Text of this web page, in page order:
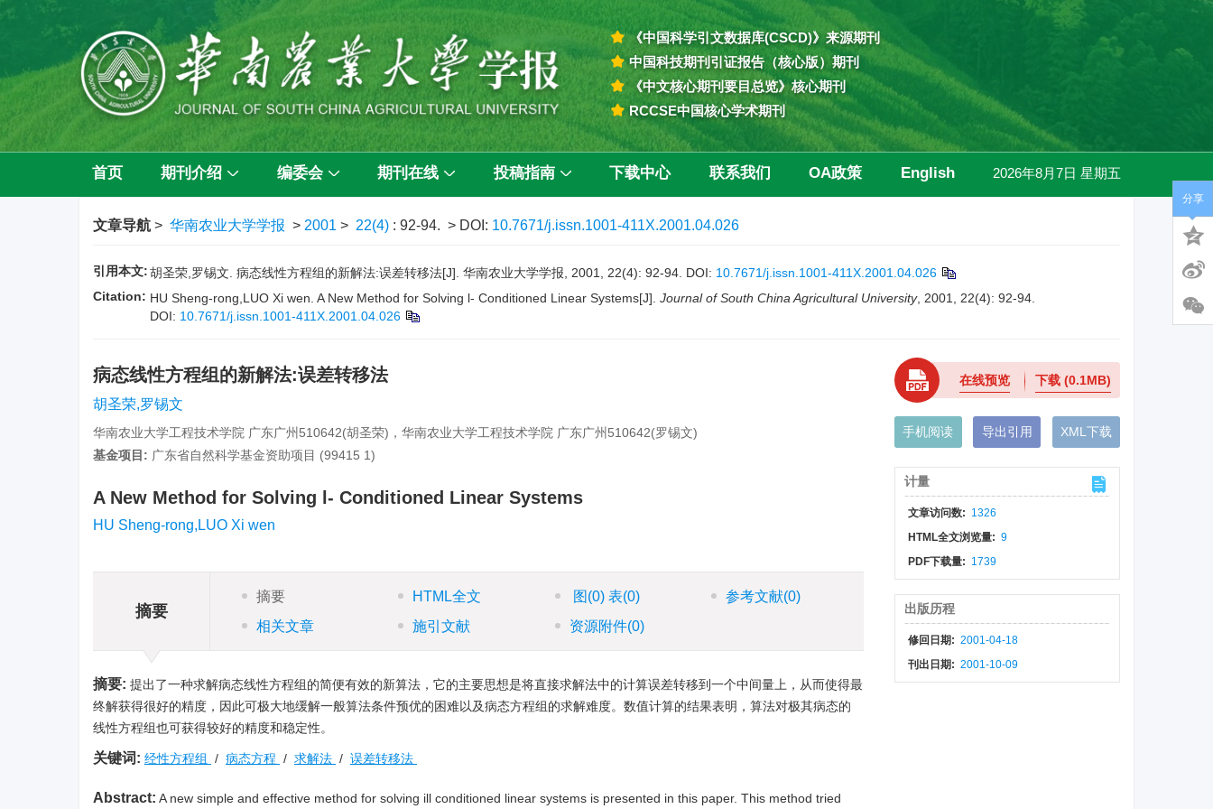
《中国科学引文数据库(CSCD)》来源期刊
中国科技期刊引证报告（核心版）期刊
《中文核心期刊要目总览》核心期刊
RCCSE中国核心学术期刊
首页 期刊介绍 编委会 期刊在线 投稿指南 下载中心 联系我们 OA政策 English 2026年8月7日 星期五
文章导航 > 华南农业大学学报 > 2001 > 22(4) : 92-94. > DOI: 10.7671/j.issn.1001-411X.2001.04.026
引用本文:胡圣荣,罗锡文. 病态线性方程组的新解法:误差转移法[J]. 华南农业大学学报, 2001, 22(4): 92-94. DOI: 10.7671/j.issn.1001-411X.2001.04.026
Citation: HU Sheng-rong,LUO Xi wen. A New Method for Solving l- Conditioned Linear Systems[J]. Journal of South China Agricultural University, 2001, 22(4): 92-94.
DOI: 10.7671/j.issn.1001-411X.2001.04.026
病态线性方程组的新解法:误差转移法
胡圣荣,罗锡文
华南农业大学工程技术学院 广东广州510642(胡圣荣)，华南农业大学工程技术学院 广东广州510642(罗锡文)
基金项目: 广东省自然科学基金资助项目 (99415 1)
A New Method for Solving l- Conditioned Linear Systems
HU Sheng-rong,LUO Xi wen
摘要
摘要 HTML全文 图 (0)表(0) 参考文献(0)
相关文章
施引文献 资源附件(0)
摘要: 提出了一种求解病态线性方程组的简便有效的新算法，它的主要思想是将直接求解法中的计算误差转移到一个中间量上，从而使得最
终解获得很好的精度，因此可极大地缓解一般算法条件预优的困难以及病态方程组的求解难度。数值计算的结果表明，算法对极其病态的
线性方程组也可获得较好的精度和稳定性。
关键词: 经性方程组 / 病态方程 / 求解法 / 误差转移法
Abstract: A new simple and effective method for solving ill conditioned linear systems is presented in this paper. This method tried
在线预览 下载 (0.1MB)
手机阅读 导出引用 XML下载
计量
文章访问数: 1326
HTML全文浏览量: 9
PDF下载量: 1739
出版历程
修回日期: 2001-04-18
刊出日期: 2001-10-09
分享